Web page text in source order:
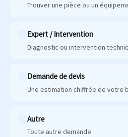
Trouver une pièce ou un
Expert / Intervention
Diagnostic ou intervention
Demande de devis
Une estimation chiffrée de votre
Autre
Toute autre demande